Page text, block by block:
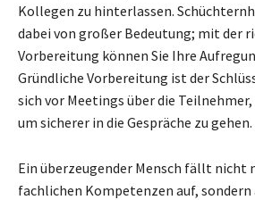
Kollegen zu hinterlassen.
dabei von großer Bedeutung; mit der
Vorbereitung können Sie Ihre
Gründliche Vorbereitung ist der
sich vor Meetings über die
um sicherer in die Gespräche zu gehen.
Ein überzeugender Mensch fällt nicht
fachlichen Kompetenzen auf, sondern